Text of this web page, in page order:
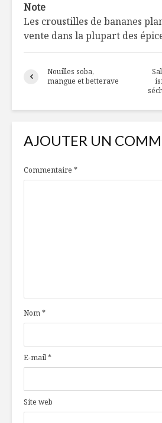
Note
Les croustilles de bananes
vente dans la plupart des
Nouilles soba,
mangue et betterave
AJOUTER UN
Commentaire *
Nom*
E-mail*
Site web